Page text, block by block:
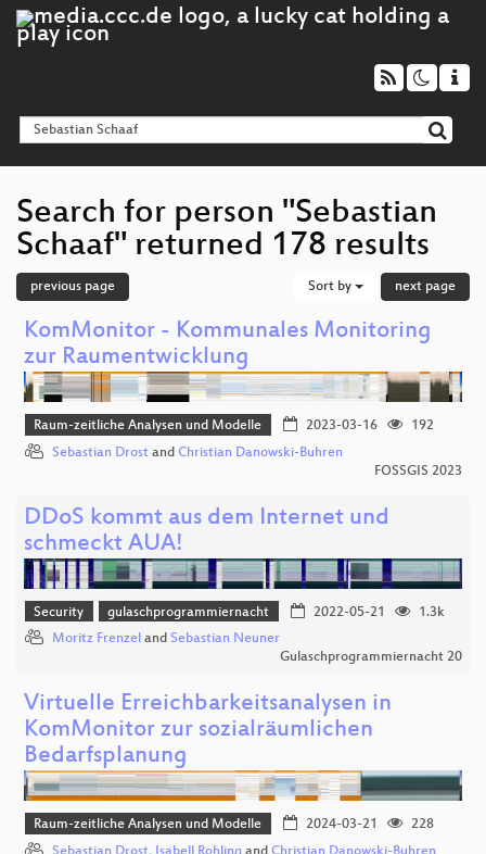
Search for person "Sebastian
Schaaf" returned 178 results
previous page Sort by next page
KomMonitor - Kommunales Monitoring
zur Raumentwicklung
Raum-zeitliche Analysen und Modelle 2023-03-16
192
Sebastian Drost and Christian Danowski-Buhren
FOSSGIS 2023
DDoS kommt aus dem Internet und
schmeckt AUA!
Security gulaschprogrammiernacht 2022-05-21
1.3k
Moritz Frenzel and Sebastian Neuner
Gulaschprogrammiernacht 20
Virtuelle Erreichbarkeitsanalysen in
KomMonitor zur sozialräumlichen
Bedarfsplanung
Raum-zeitliche Analysen und Modelle 2024-03-21
228